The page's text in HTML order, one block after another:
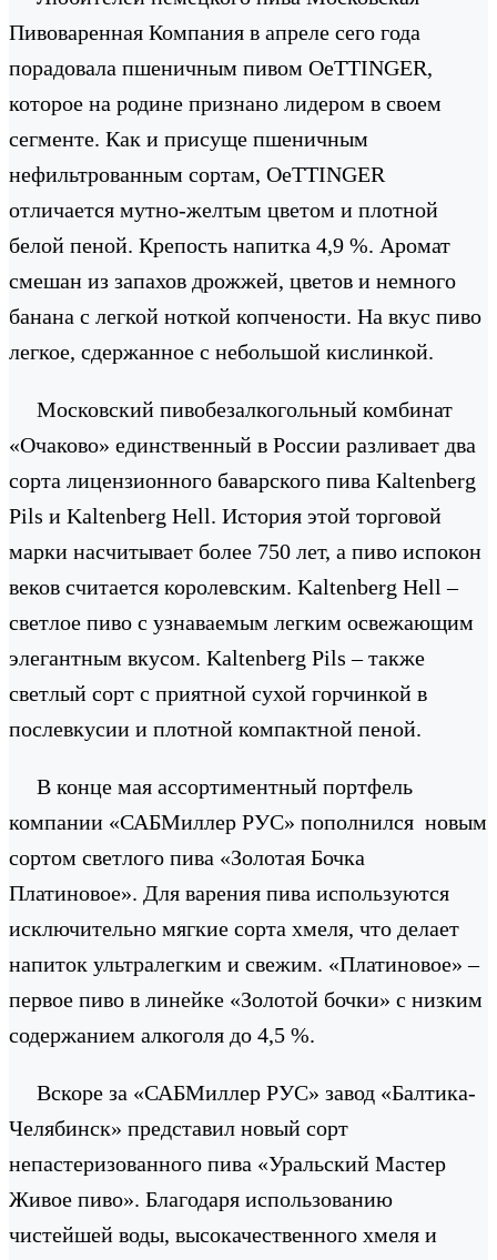
Пивоваренная Компания в апреле сего года
порадовала пшеничным пивом OeTTINGER,
которое на родине признано лидером в своем
сегменте. Как и присуще пшеничным
нефильтрованным сортам, OeTTINGER
отличается мутно-желтым цветом и плотной
белой пеной. Крепость напитка 4,9 %. Аромат
смешан из запахов дрожжей, цветов и немного
банана с легкой ноткой копчености. На вкус пиво
легкое, сдержанное с небольшой кислинкой.
Московский пивобезалкогольный комбинат
«Очаково» единственный в России разливает два
сорта лицензионного баварского пива Kaltenberg
Pils и Kaltenberg Hell. История этой торговой
марки насчитывает более 750 лет, а пиво испокон
веков считается королевским. Kaltenberg Hell –
светлое пиво с узнаваемым легким освежающим
элегантным вкусом. Kaltenberg Pils – также
светлый сорт с приятной сухой горчинкой в
послевкусии и плотной компактной пеной.
В конце мая ассортиментный портфель
компании «САБМиллер РУС» пополнился новым
сортом светлого пива «Золотая Бочка
Платиновое». Для варения пива используются
исключительно мягкие сорта хмеля, что делает
напиток ультралегким и свежим. «Платиновое» –
первое пиво в линейке «Золотой бочки» с низким
содержанием алкоголя до 4,5 %.
Вскоре за «САБМиллер РУС» завод «Балтика-
Челябинск» представил новый сорт
непастеризованного пива «Уральский Мастер
Живое пиво». Благодаря использованию
чистейшей воды, высокачественного хмеля и